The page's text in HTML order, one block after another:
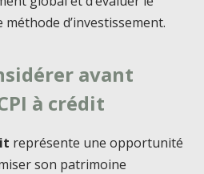
méthode d’investissement.
avant
à crédit
représente une opportunité
son patrimoine